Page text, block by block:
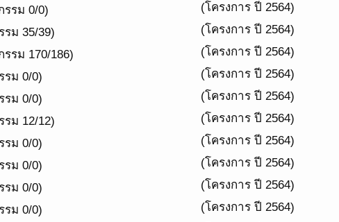
รรม 0/0)
(โครงการ ปี 2564)
รม 35/39)
(โครงการ ปี 2564)
รรม 170/186)
(โครงการ ปี 2564)
รม 0/0)
(โครงการ ปี 2564)
รม 0/0)
(โครงการ ปี 2564)
รม 12/12)
(โครงการ ปี 2564)
รม 0/0)
(โครงการ ปี 2564)
รม 0/0)
(โครงการ ปี 2564)
รม 0/0)
(โครงการ ปี 2564)
รม 0/0)
(โครงการ ปี 2564)